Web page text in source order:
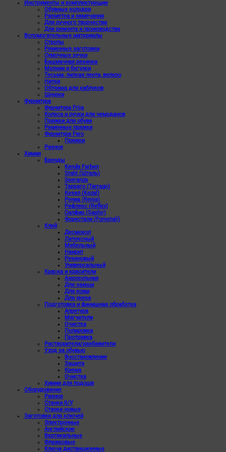
Инструменты и комплектующие
Обувные колодки
Разметка и намечания
Для ручного творчества
Для ремонта и производства
Вспомогательные материалы
Стропы
Ременные заготовки
Сумочные ручки
Башмачная резинка
Молнии и бегунки
Тесьма, липкая лента, велкро
Нитки
Обтяжка для каблуков
Шнурки
Фурнитура
Фурнитура Frija
Колеса и ручки для чемоданов
Пряжки для обуви
Ременные пряжки
Фурнитура Faro
Пряжки
Разное
Химия
Бренды
Kenda Farben
Stahl (Шталь)
Speranza
Тарраго (Tarrago)
Кезал (Kezal)
Рениа (Renia)
Рефлекс (Reflex)
Сапфир (Saphir)
Форестали (Forestali)
Клей
Десмокол
Латексный
Мебельный
Наирит
Резиновый
Универсальный
Краска и красители
Аэрозольная
Для замши
Для кожи
Для уреза
Подготовка и финишная обработка
Апретура
Мягчители
Очистка
Полировка
Протравка
Растворители/разбавители
Уход за обувью
Восстановление
Защита
Крема
Очистка
Химия для подошв
Оборудование
Разное
Станки б/У
Станки новые
Заготовки для ключей
Электронные
Английские
Вертикальные
Флажковые
Ключи дистанционные